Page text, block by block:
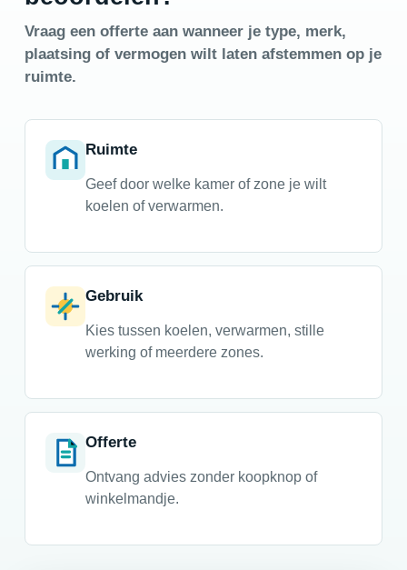
Vraag een offerte aan wanneer je type, merk,
plaatsing of vermogen wilt laten afstemmen op je
ruimte.
Ruimte
Geef door welke kamer of zone je wilt
koelen of verwarmen.
Gebruik
Kies tussen koelen, verwarmen, stille
werking of meerdere zones.
Offerte
Ontvang advies zonder koopknop of
winkelmandje.